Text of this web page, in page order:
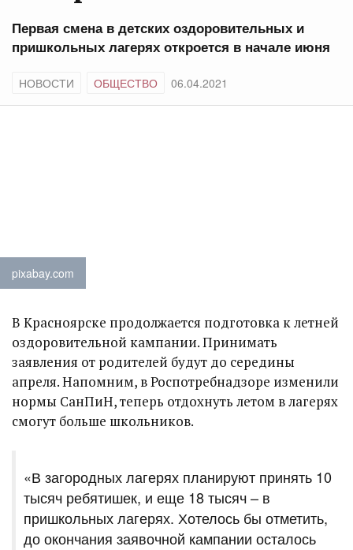
Первая смена в детских оздоровительных и
пришкольных лагерях откроется в начале июня
НОВОСТИ ОБЩЕСТВО 06.04.2021
pixabay.com
В Красноярске продолжается подготовка к летней
оздоровительной кампании. Принимать
заявления от родителей будут до середины
апреля. Напомним, в Роспотребнадзоре изменили
нормы СанПиН, теперь отдохнуть летом в лагерях
смогут больше школьников.
«В загородных лагерях планируют принять 10
тысяч ребятишек, и еще 18 тысяч – в
пришкольных лагерях. Хотелось бы отметить,
до окончания заявочной кампании осталось